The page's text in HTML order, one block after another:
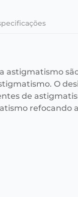
astigmatismo
O
de
refocando